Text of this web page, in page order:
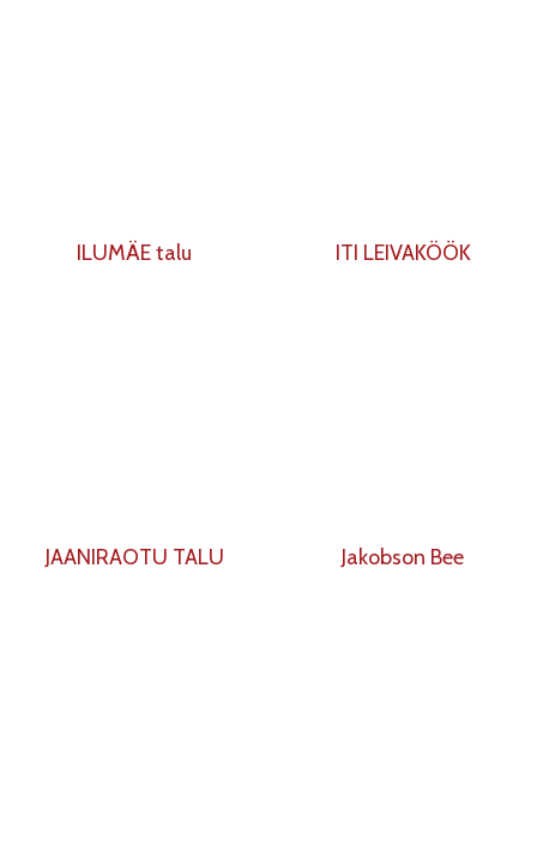
ILUMÄE talu ITI LEIVAKÖÖK
JAANIRAOTU TALU Jakobson Bee